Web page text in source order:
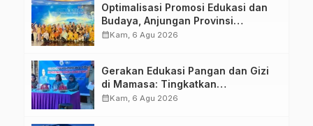
Optimalisasi Promosi Edukasi dan
Budaya, Anjungan Provinsi
Sulawesi Barat Perkuat Kolaborasi
calendar_monthKam, 6 Agu 2026
Gerakan Edukasi Pangan dan Gizi
di Mamasa: Tingkatkan
Pengetahuan dan Keterampilan
calendar_monthKam, 6 Agu 2026